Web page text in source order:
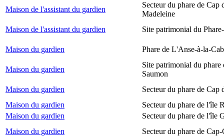
Maison de l'assistant du gardien
Secteur du phare de Cap
Madeleine
Maison de l'assistant du gardien
Site patrimonial du
Maison du gardien Phare de L'Anse-à-la-
Maison du gardien
Site patrimonial du phare
Saumon
Maison du gardien
Secteur du phare de Cap
Maison du gardien
Secteur du phare de l'île
Maison du gardien
Secteur du phare de l'île
Maison du gardien
Secteur du phare de Cap-